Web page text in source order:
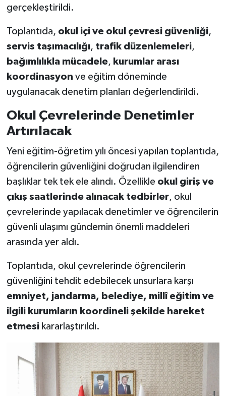
gerçekleştirildi.
Toplantıda, okul içi ve okul çevresi güvenliği,
servis taşımacılığı, trafik düzenlemeleri,
bağımlılıkla mücadele, kurumlar arası
koordinasyon ve eğitim döneminde
uygulanacak denetim planları değerlendirildi.
Okul Çevrelerinde Denetimler
Artırılacak
Yeni eğitim-öğretim yılı öncesi yapılan toplantıda,
öğrencilerin güvenliğini doğrudan ilgilendiren
başlıklar tek tek ele alındı. Özellikle okul giriş ve
çıkış saatlerinde alınacak tedbirler, okul
çevrelerinde yapılacak denetimler ve öğrencilerin
güvenli ulaşımı gündemin önemli maddeleri
arasında yer aldı.
Toplantıda, okul çevrelerinde öğrencilerin
güvenliğini tehdit edebilecek unsurlara karşı
emniyet, jandarma, belediye, millî eğitim ve
ilgili kurumların koordineli şekilde hareket
etmesikararlaştırıldı.
Vefat Haberleri